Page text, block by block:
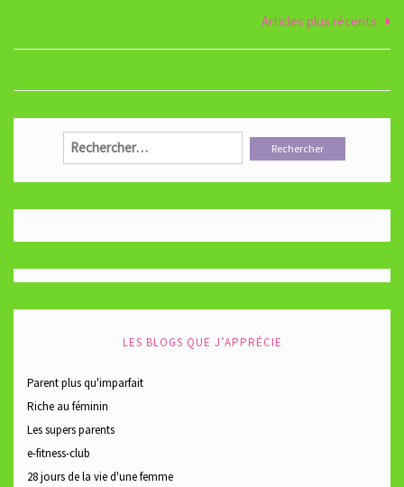
des
Articles plus récents
Rechercher :
LES BLOGS QUE J’APPRÉCIE
Parent plus qu'imparfait
Riche au féminin
Les supers parents
e-fitness-club
28 jours de la vie d'une femme